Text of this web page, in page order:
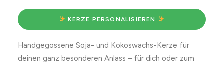
KERZE PERSONALISIEREN
Handgegossene Soja- und Kokoswachs-Kerze für
deinen ganz besonderen Anlass – für dich oder zum